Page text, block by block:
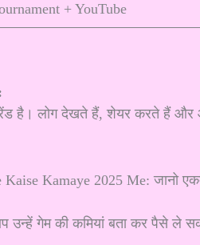
+ YouTube
है। लोग देखते हैं, शेयर करते हैं और
उन्हें गेम की कमियां बता कर पैसे ले